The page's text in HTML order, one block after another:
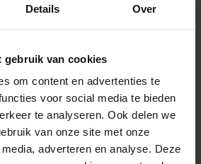
Details Over
gebruik van cookies
om content en advertenties te
voor social media te bieden
te analyseren. Ook delen we
van onze site met onze
adverteren en analyse. Deze
op 030 - 227 2404
over deze
deze vragen. Misschien helpt